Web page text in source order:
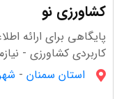
کشاورزی نو
پایگاهی برای ارائه
کاربردی کشاورزی -
استان سمنان -